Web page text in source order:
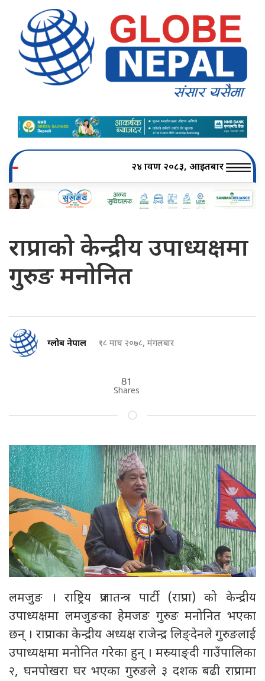
२४ श्रावण २०८३, आइतबार
राप्रपाको केन्द्रीय उपाध्यक्षमा
गुरुङ मनाेनित
ग्लोब नेपाल १८ माघ २०७८, मंगलबार
81
Shares
लमजुङ । राष्ट्रिय प्रजातन्त्र पार्टी (राप्रपा) को केन्द्रीय
उपाध्यक्षमा लमजुङका हेमजङ गुरुङ मनोनित भएका
छन् । राप्रपाका केन्द्रीय अध्यक्ष राजेन्द्र लिङ्देनले गुरुङलाई
उपाध्यक्षमा मनोनित गरेका हुन् । मस्र्याङ्दी गाउँपालिका
२, घनपोखरा घर भएका गुरुङले ३ दशक बढी राप्रपामा